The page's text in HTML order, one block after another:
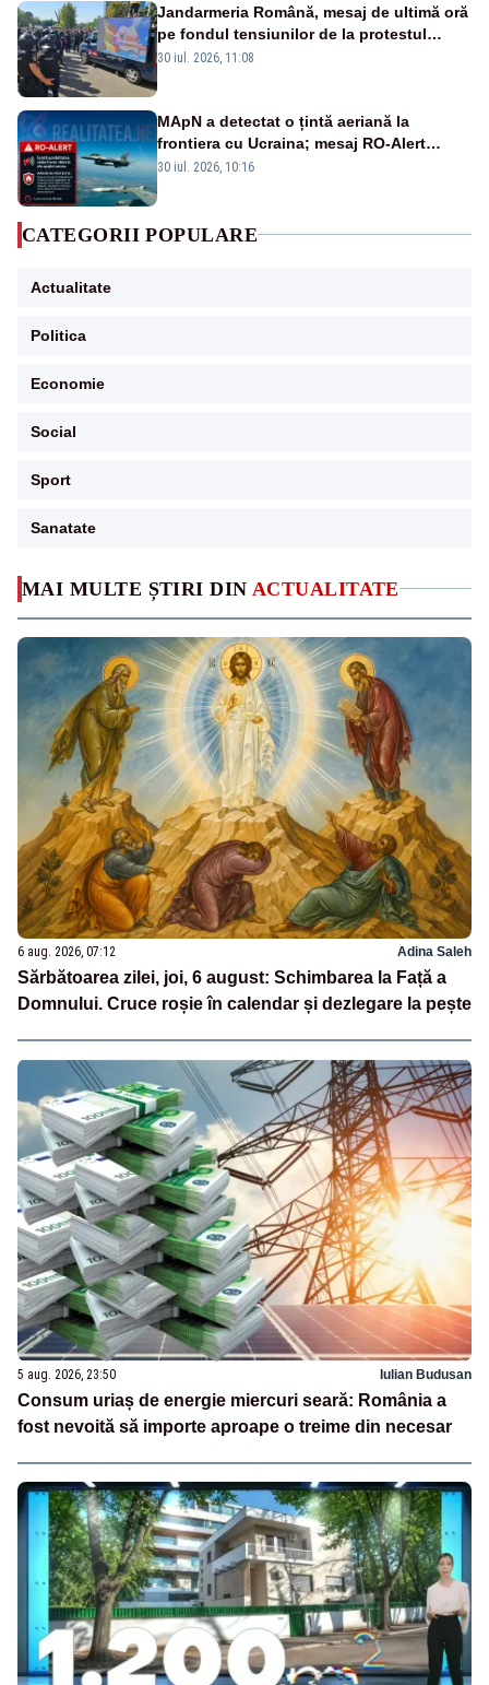
MAI MULTE ȘTIRI DIN ACTUALITATE
6 aug. 2026, 07:12 Adina Saleh
Sărbătoarea zilei, joi, 6 august: Schimbarea la Față a
Domnului. Cruce roșie în calendar și dezlegare la pește
5 aug. 2026, 23:50 Iulian Budusan
Consum uriaș de energie miercuri seară: România a
fost nevoită să importe aproape o treime din necesar
Jandarmeria Română, mesaj de ultimă oră
pe fondul tensiunilor de la protestul
masiv al fermierilor - VIDEO
30 iul. 2026, 11:08
MApN a detectat o țintă aeriană la
frontiera cu Ucraina; mesaj RO-Alert
transmis în județul Tulcea
30 iul. 2026, 10:16
CATEGORII POPULARE
Actualitate
Politica
Economie
Social
Sport
Sanatate